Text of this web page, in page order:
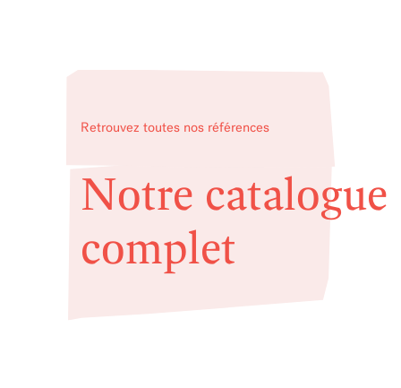
Retrouvez toutes nos références
Notre catalogue
complet